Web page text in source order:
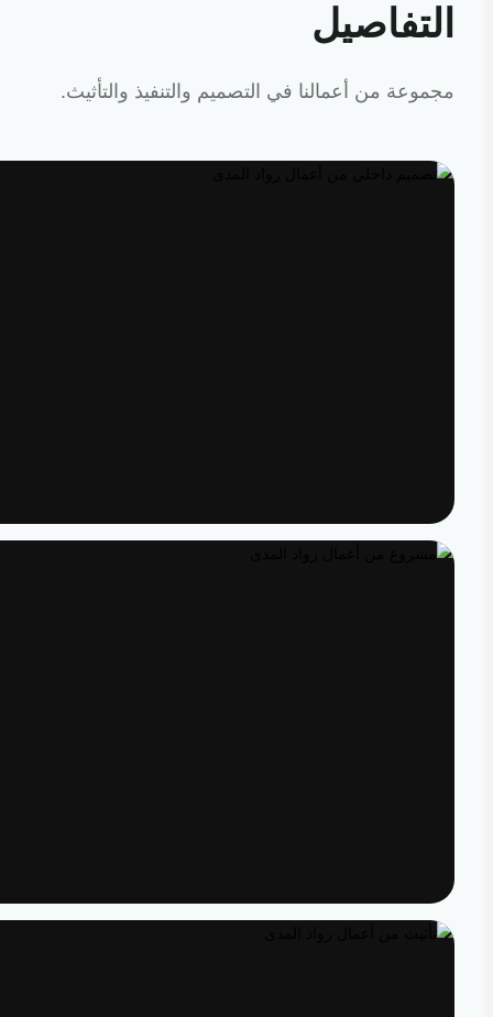
من أعمالنا في التصميم والتنفيذ والتأثيث.
تصميم داخلي